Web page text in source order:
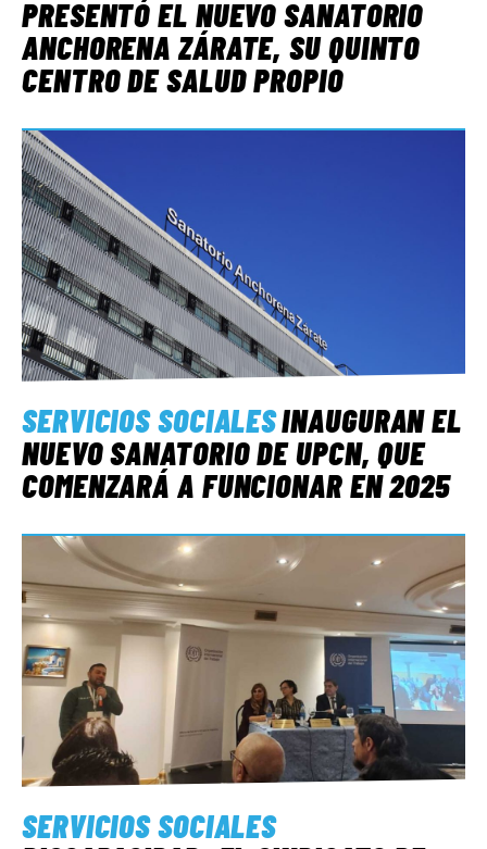
PRESENTÓ EL NUEVO SANATORIO
ANCHORENA ZÁRATE, SU QUINTO
CENTRO DE SALUD PROPIO
SERVICIOS SOCIALESINAUGURAN EL
NUEVO SANATORIO DE UPCN, QUE
COMENZARÁ A FUNCIONAR EN 2025
SERVICIOS SOCIALES